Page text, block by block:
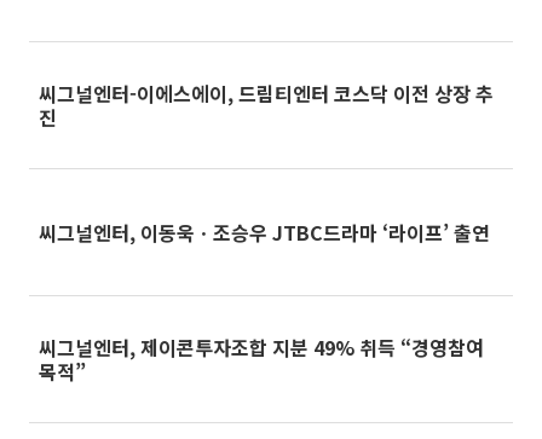
씨그널엔터-이에스에이, 드림티엔터 코스닥 이전 상장 추
진
씨그널엔터, 이동욱ㆍ조승우 JTBC드라마 ‘라이프’ 출연
씨그널엔터, 제이콘투자조합 지분 49% 취득 “경영참여
목적”